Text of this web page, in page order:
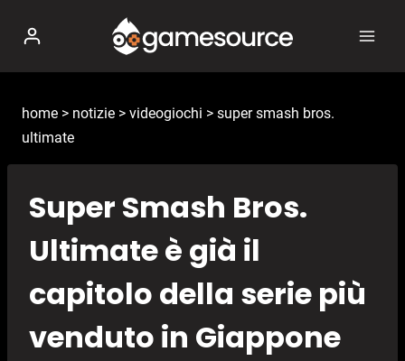
contenuto
home > notizie > videogiochi > super smash bros.
ultimate
Super Smash Bros.
Ultimate è già il
capitolo della serie più
venduto in Giappone